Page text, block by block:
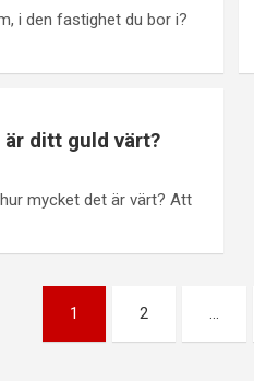
i den fastighet du bor i?
ditt guld värt?
mycket det är värt? Att
1 2 …